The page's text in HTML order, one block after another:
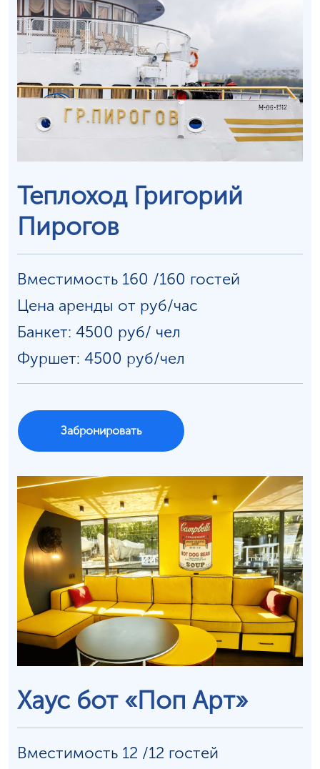
Теплоход Григорий
Пирогов
Вместимость 160 /160 гостей
Цена аренды от руб/час
Банкет: 4500 руб/ чел
Фуршет: 4500 руб/чел
Забронировать
Хаус бот «Поп Арт»
Вместимость 12 /12 гостей